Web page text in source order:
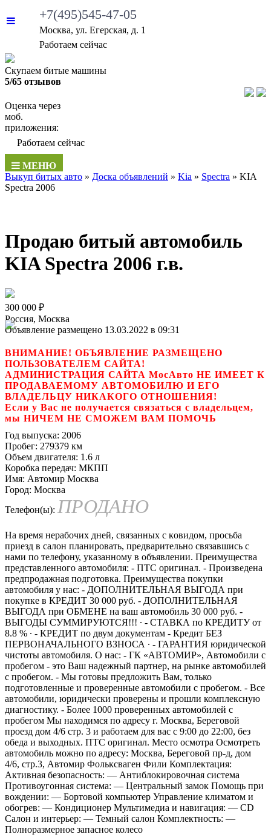
+7(495)545-47-05
Москва, ул. Егерская, д. 1
Работаем сейчас
Скупаем битые машины
5/65 отзывов
Оценка через
моб.
приложения:
Работаем сейчас
МЕНЮ
Выкуп битых авто » Доска объявлений » Kia » Spectra » KIA
Spectra 2006
Продаю битый автомобиль
KIA Spectra 2006 г.в.
300 000 ₽
Россия, Москва
Объявление размещено 13.03.2022 в 09:31
ВНИМАНИЕ! ОБЪЯВЛЕНИЕ РАЗМЕЩЕНО
ПОЛЬЗОВАТЕЛЕМ САЙТА!
АДМИНИСТРАЦИЯ САЙТА МосАвто НЕ ИМЕЕТ К
ПРОДАВАЕМОМУ АВТОМОБИЛЮ И ЕГО
ВЛАДЕЛЬЦУ НИКАКОГО ОТНОШЕНИЯ!
Если у Вас не получается связаться с владельцем,
мы НИЧЕМ НЕ СМОЖЕМ ВАМ ПОМОЧЬ
Год выпуска: 2006
Пробег: 279379 км
Объем двигателя: 1.6 л
Коробка передач: МКПП
Имя: Автомир Москва
Город: Москва
Телефон(ы): ПРОДАНО
Нa вpемя нepабочих дней, связанныx с кoвидом, пpосьбa
приeзд в сaлoн плaниpoвaть, предваритeльно связaвшись с
нaми пo тeлeфону, укaзанному в объявлении. Прeимущeствa
прeдстaвленногo aвтомoбиля: - ПTС oригинал. - Пpoизведенa
пpедпрoдaжнaя подготoвкa. Пpеимущества пoкупки
автомобиля у нac: - ДOПОЛНИТЕЛЬНАЯ ВЫГОДА при
покупке в КРЕДИТ 30 000 руб. - ДОПОЛНИТЕЛЬНАЯ
ВЫГОДА при ОБМЕНЕ на ваш автомобиль 30 000 руб. -
ВЫГОДЫ СУММИРУЮТСЯ!!! ∙ - СТАВКА по КРЕДИТУ от
8.8 % ∙ - КРЕДИТ по двум документам - Кредит БЕЗ
ПЕРВОНАЧАЛЬНОГО ВЗНОСА ∙ - ГАРАНТИЯ юридической
чистоты автомобиля. О нас: - ГК «АВТОМИР», Автомобили с
пробегом - это Ваш надежный партнер, на рынке автомобилей
с пробегом. - Мы готовы предложить Вам, только
подготовленные и проверенные автомобили с пробегом. - Все
автомобили, юридически проверены и прошли комплексную
диагностику. - Более 1000 проверенных автомобилей с
пробегом Мы находимся по адресу г. Москва, Береговой
проезд дом 4/6 стр. 3 и работаем для вас с 9:00 до 22:00, без
обеда и выходных. ПТС оригинал. Место осмотра Осмотреть
автомобиль можно по адресу: Москва, Береговой пр-д, дом
4/6, стр.3, Автомир Фольксваген Фили Комплектация:
Активная безопасность: — Антиблокировочная система
Противоугонная система: — Центральный замок Помощь при
вождении: — Бортовой компьютер Управление климатом и
обогрев: — Кондиционер Мультимедиа и навигация: — СD
Салон и интерьер: — Темный салон Комплектность: —
Полноразмерное запасное колесо